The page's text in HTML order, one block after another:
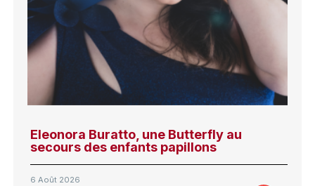
Eleonora Buratto, une Butterfly au
secours des enfants papillons
6 Août 2026